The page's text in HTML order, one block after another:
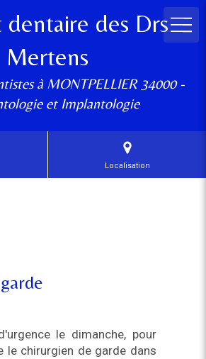
dentaire des Drs
Mertens
à MONTPELLIER 34000 -
et Implantologie
Localisation
le dimanche, pour
le chirurgien de garde dans